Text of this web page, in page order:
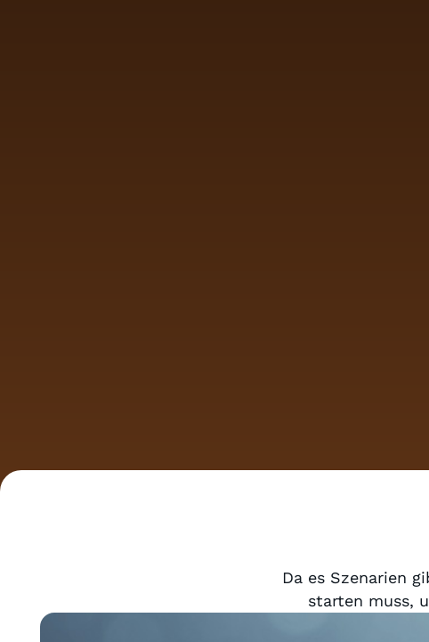
Da es Szenarien
starten muss,